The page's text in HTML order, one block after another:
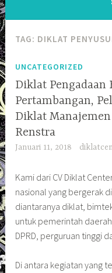
TAG: DIKLAT
UNCATEGORIZED
Diklat Pengadaan
Pertambangan,
Diklat
Renstra
Januari 11, 2018
Kami dari CV Diklat
nasional yang bergerak
diantaranya diklat,
untuk pemerintah
DPRD, perguruan tinggi
Di antara kegiatan yang